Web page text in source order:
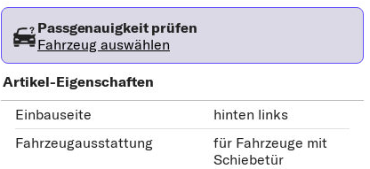
Passgenauigkeit prüfen
Fahrzeug auswählen
Artikel-Eigenschaften
Einbauseite
hinten links
Fahrzeugausstattung
für Fahrzeuge mit
Schiebetür